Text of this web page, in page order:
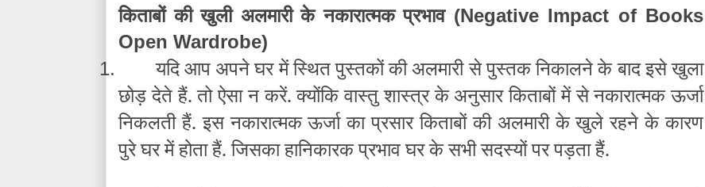
किताबों की खुली अलमारी के नकारात्मक प्रभाव (Negative Impact of Books
Open Wardrobe)
1.
यदि आप अपने घर में स्थित पुस्तकों की अलमारी से पुस्तक निकालने के बाद इसे खुला
छोड़ देते हैं. तो ऐसा न करें. क्योंकि वास्तु शास्त्र के अनुसार किताबों में से नकारात्मक ऊर्जा
निकलती हैं. इस नकारात्मक ऊर्जा का प्रसार किताबों की अलमारी के खुले रहने के कारण
पुरे घर में होता हैं. जिसका हानिकारक प्रभाव घर के सभी सदस्यों पर पड़ता हैं.